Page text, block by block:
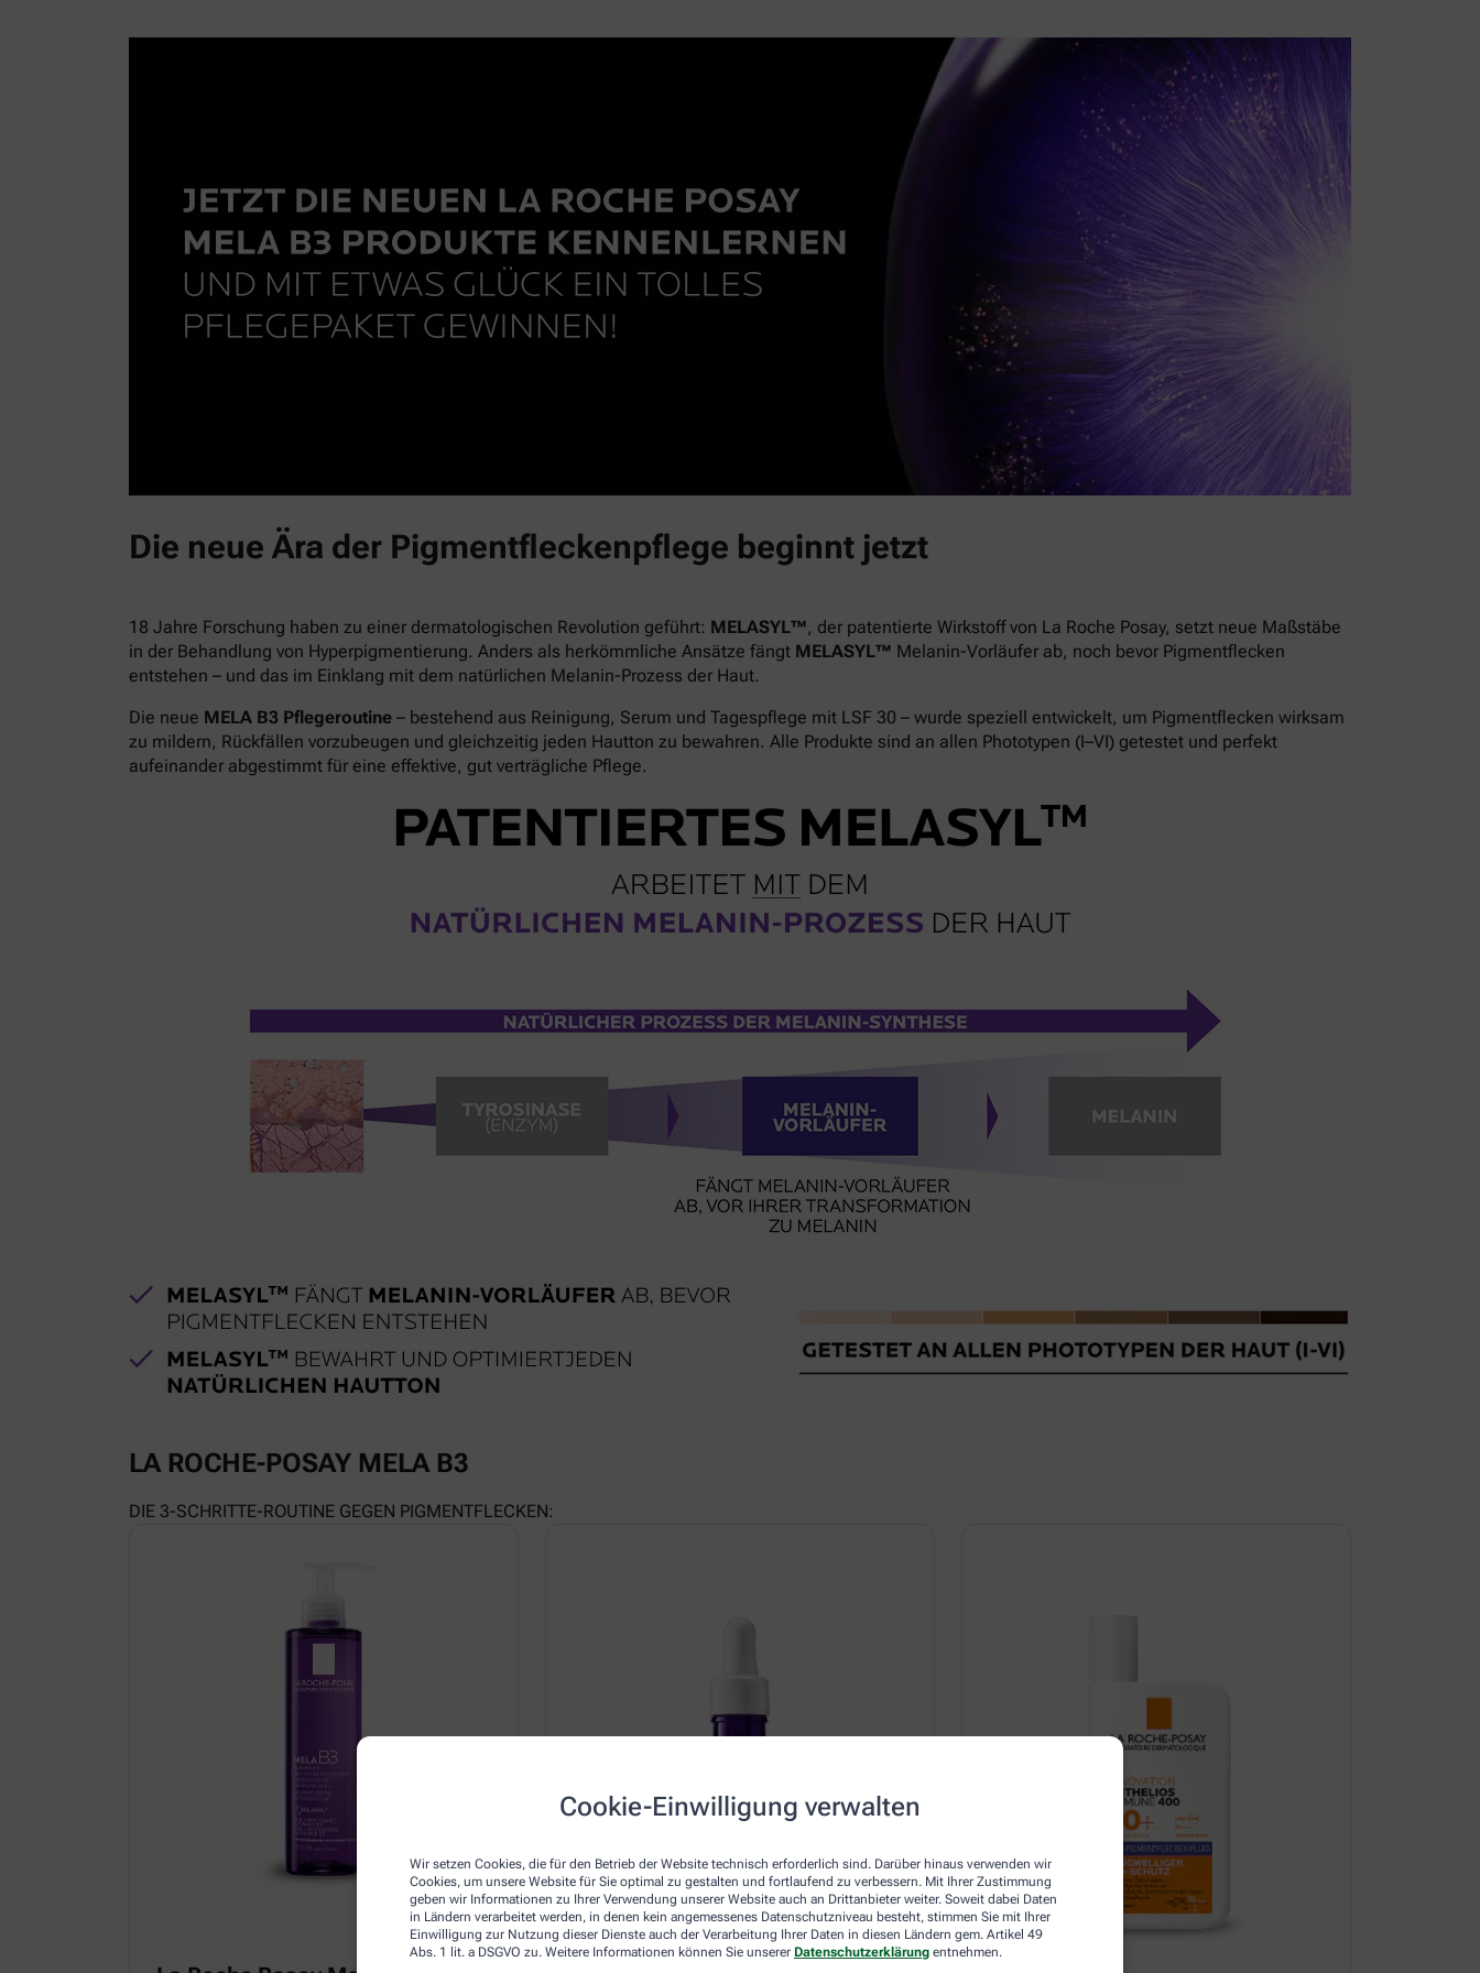
Cookie-Einwilligung verwalten
Wir setzen Cookies, die für den Betrieb der Website technisch erforderlich sind. Darüber hinaus verwenden wir
Cookies, um unsere Website für Sie optimal zu gestalten und fortlaufend zu verbessern. Mit Ihrer Zustimmung
geben wir Informationen zu Ihrer Verwendung unserer Website auch an Drittanbieter weiter. Soweit dabei Daten
in Ländern verarbeitet werden, in denen kein angemessenes Datenschutzniveau besteht, stimmen Sie mit Ihrer
Einwilligung zur Nutzung dieser Dienste auch der Verarbeitung Ihrer Daten in diesen Ländern gem. Artikel 49
Abs. 1 lit. a DSGVO zu. Weitere Informationen können Sie unserer Datenschutzerklärung entnehmen.
Die neue Ära der Pigmentfleckenpflege beginnt jetzt
18 Jahre Forschung haben zu einer dermatologischen Revolution geführt: MELASYL™, der patentierte Wirkstoff von La Roche Posay, setzt neue Maßstäbe
in der Behandlung von Hyperpigmentierung. Anders als herkömmliche Ansätze fängt MELASYL™ Melanin-Vorläufer ab, noch bevor Pigmentflecken
entstehen – und das im Einklang mit dem natürlichen Melanin-Prozess der Haut.
Die neue MELA B3 Pflegeroutine – bestehend aus Reinigung, Serum und Tagespflege mit LSF 30 – wurde speziell entwickelt, um Pigmentflecken wirksam
zu mildern, Rückfällen vorzubeugen und gleichzeitig jeden Hautton zu bewahren. Alle Produkte sind an allen Phototypen (I–VI) getestet und perfekt
aufeinander abgestimmt für eine effektive, gut verträgliche Pflege.
LA ROCHE-POSAY MELA B3
DIE 3-SCHRITTE-ROUTINE GEGEN PIGMENTFLECKEN: